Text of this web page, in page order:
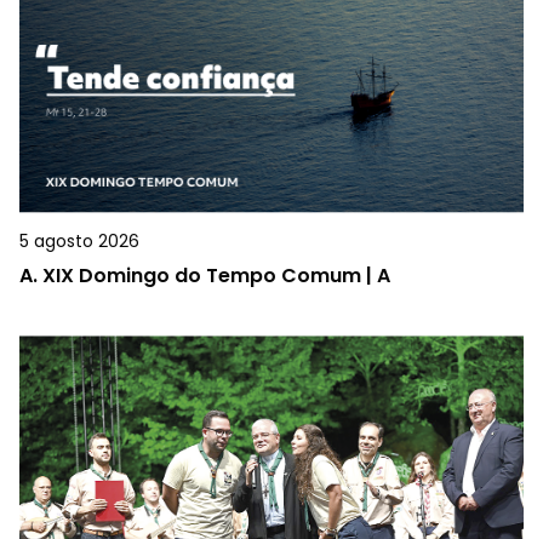
5 agosto 2026
A.XIX Domingo do Tempo Comum | A